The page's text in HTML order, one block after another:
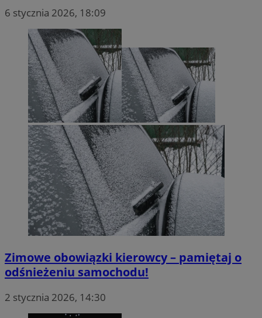
6 stycznia 2026, 18:09
Zimowe obowiązki kierowcy – pamiętaj o
odśnieżeniu samochodu!
2 stycznia 2026, 14:30